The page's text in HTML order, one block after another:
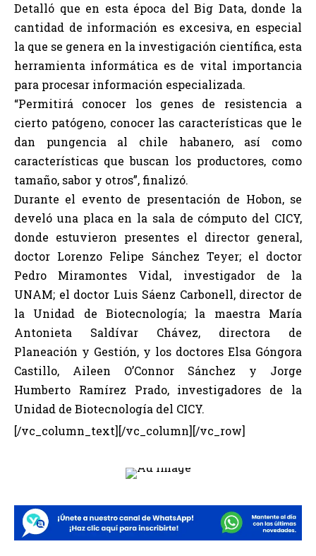
Detalló que en esta época del Big Data, donde la
cantidad de información es excesiva, en especial
la que se genera en la investigación científica, esta
herramienta informática es de vital importancia
para procesar información especializada.
“Permitirá conocer los genes de resistencia a
cierto patógeno, conocer las características que le
dan pungencia al chile habanero, así como
características que buscan los productores, como
tamaño, sabor y otros”, finalizó.
Durante el evento de presentación de Hobon, se
develó una placa en la sala de cómputo del CICY,
donde estuvieron presentes el director general,
doctor Lorenzo Felipe Sánchez Teyer; el doctor
Pedro Miramontes Vidal, investigador de la
UNAM; el doctor Luis Sáenz Carbonell, director de
la Unidad de Biotecnología; la maestra María
Antonieta Saldívar Chávez, directora de
Planeación y Gestión, y los doctores Elsa Góngora
Castillo, Aileen O’Connor Sánchez y Jorge
Humberto Ramírez Prado, investigadores de la
Unidad de Biotecnología del CICY.
[/vc_column_text][/vc_column][/vc_row]